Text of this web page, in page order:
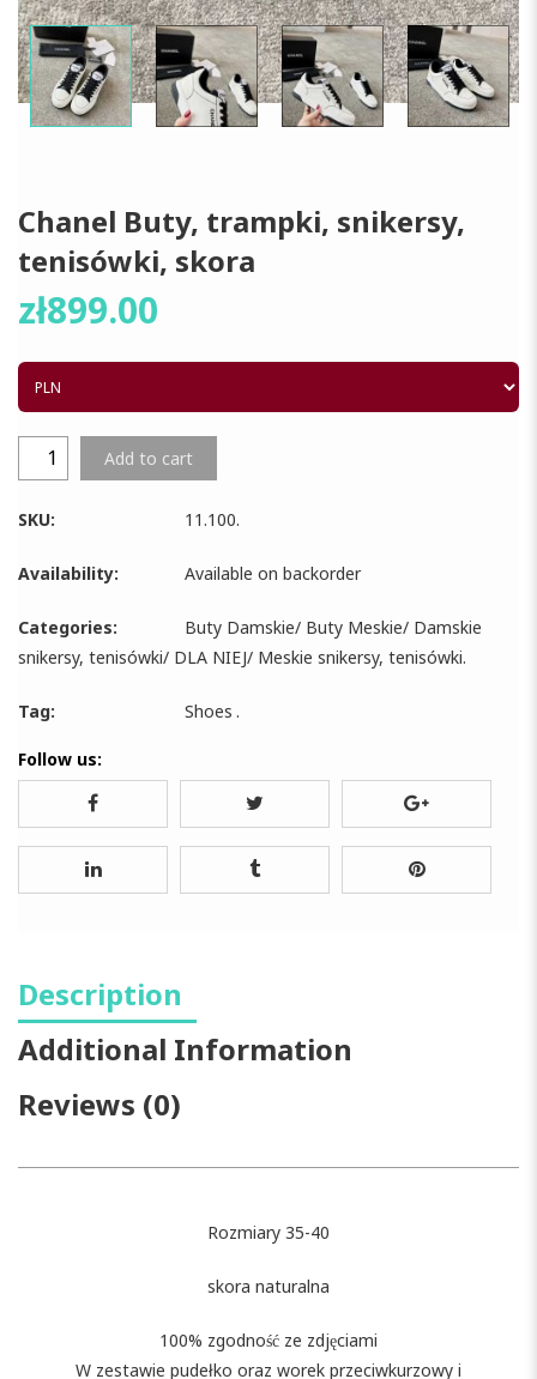
Chanel Buty, trampki, snikersy,
tenisówki, skora
zł899.00
Add to cart
SKU: 11.100.
Availability: Available on backorder
Categories: Buty Damskie/ Buty Meskie/ Damskie
snikersy, tenisówki/ DLA NIEJ/ Meskie snikersy, tenisówki.
Tag: Shoes .
Follow us:
Description
Additional Information
Reviews (0)
Rozmiary 35-40
skora naturalna
100% zgodność ze zdjęciami
W zestawie pudełko oraz worek przeciwkurzowy i